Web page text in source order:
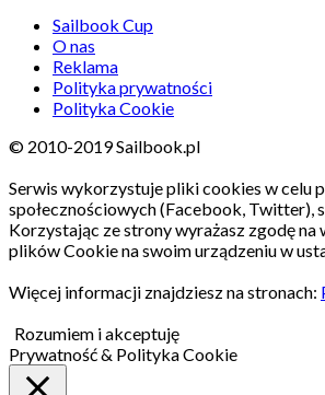
Sailbook Cup
O nas
Reklama
Polityka prywatności
Polityka Cookie
© 2010-2019 Sailbook.pl
Serwis wykorzystuje pliki cookies w celu
społecznościowych (Facebook, Twitter),
Korzystając ze strony wyrażasz zgodę
plików Cookie na swoim urządzeniu w
Więcej informacji znajdziesz na stronach:
Rozumiem i akceptuję
Prywatność & Polityka Cookie